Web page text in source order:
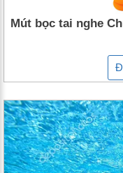
Mút bọc tai nghe